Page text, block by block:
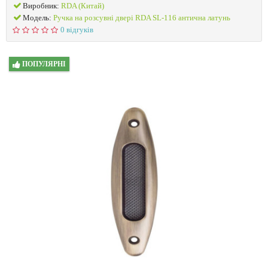
Виробник: RDA (Китай)
Модель: Ручка на розсувні двері RDA SL-116 антична латунь
0 відгуків
ПОПУЛЯРНІ